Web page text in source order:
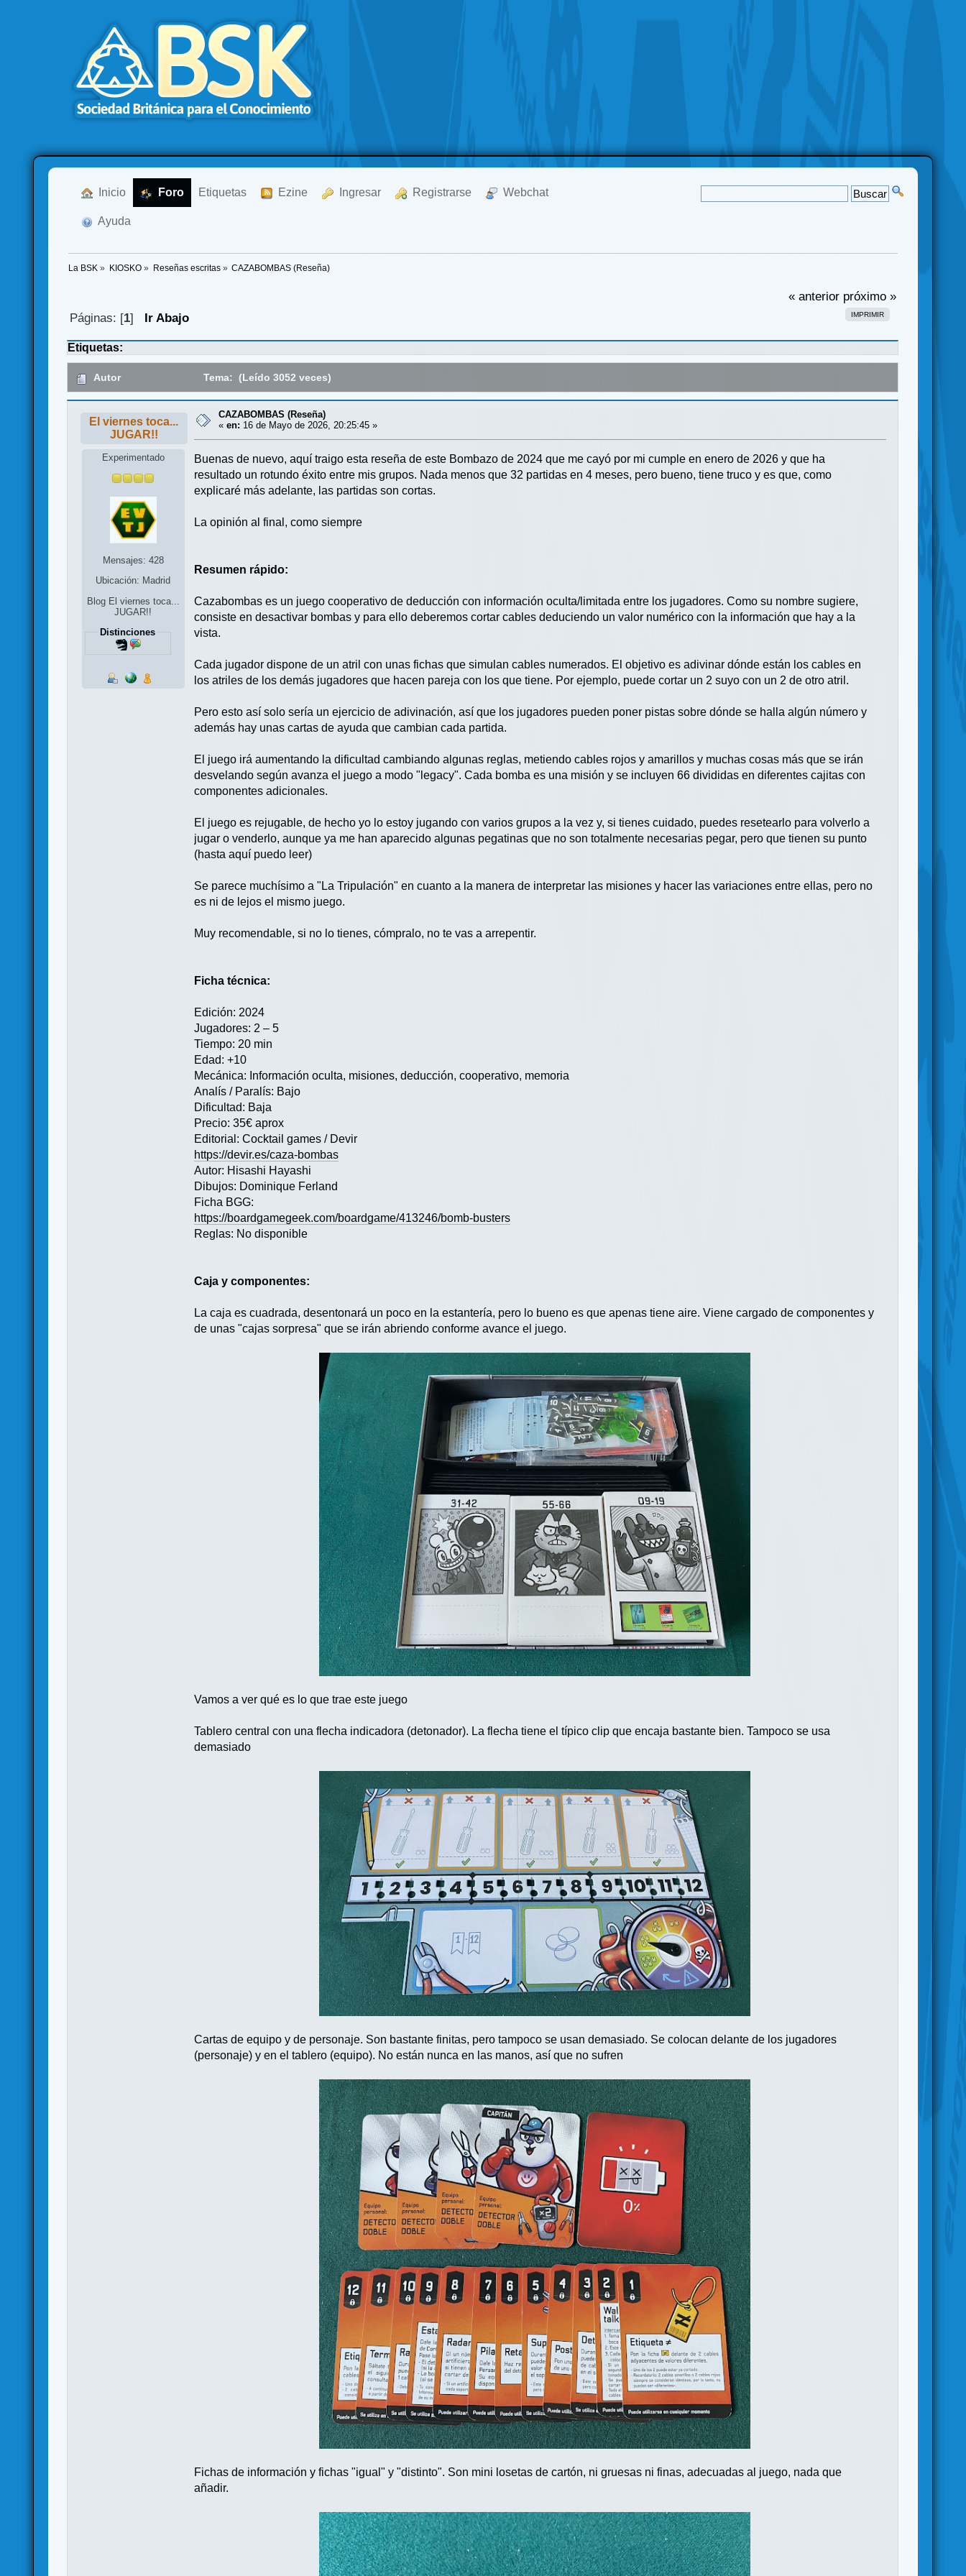
Inicio Foro Etiquetas Ezine Ingresar Registrarse Webchat
Ayuda
La BSK » KIOSKO» Reseñas escritas» CAZABOMBAS (Reseña)
« anterior próximo »
IMPRIMIR
Páginas: [1] Ir Abajo
Etiquetas:
Autor Tema: (Leído 3052 veces)
El viernes toca...
JUGAR!!
Experimentado
Mensajes: 428
Ubicación: Madrid
Blog El viernes toca...
JUGAR!!
Distinciones
CAZABOMBAS (Reseña)
«en: 16 de Mayo de 2026, 20:25:45 »
Buenas de nuevo, aquí traigo esta reseña de este Bombazo de 2024 que me cayó por mi cumple en enero de 2026 y que ha
resultado un rotundo éxito entre mis grupos. Nada menos que 32 partidas en 4 meses, pero bueno, tiene truco y es que, como
explicaré más adelante, las partidas son cortas.
La opinión al final, como siempre
Resumen rápido:
Cazabombas es un juego cooperativo de deducción con información oculta/limitada entre los jugadores. Como su nombre sugiere,
consiste en desactivar bombas y para ello deberemos cortar cables deduciendo un valor numérico con la información que hay a la
vista.
Cada jugador dispone de un atril con unas fichas que simulan cables numerados. El objetivo es adivinar dónde están los cables en
los atriles de los demás jugadores que hacen pareja con los que tiene. Por ejemplo, puede cortar un 2 suyo con un 2 de otro atril.
Pero esto así solo sería un ejercicio de adivinación, así que los jugadores pueden poner pistas sobre dónde se halla algún número y
además hay unas cartas de ayuda que cambian cada partida.
El juego irá aumentando la dificultad cambiando algunas reglas, metiendo cables rojos y amarillos y muchas cosas más que se irán
desvelando según avanza el juego a modo "legacy". Cada bomba es una misión y se incluyen 66 divididas en diferentes cajitas con
componentes adicionales.
El juego es rejugable, de hecho yo lo estoy jugando con varios grupos a la vez y, si tienes cuidado, puedes resetearlo para volverlo a
jugar o venderlo, aunque ya me han aparecido algunas pegatinas que no son totalmente necesarias pegar, pero que tienen su punto
(hasta aquí puedo leer)
Se parece muchísimo a "La Tripulación" en cuanto a la manera de interpretar las misiones y hacer las variaciones entre ellas, pero no
es ni de lejos el mismo juego.
Muy recomendable, si no lo tienes, cómpralo, no te vas a arrepentir.
Ficha técnica:
Edición: 2024
Jugadores: 2 – 5
Tiempo: 20 min
Edad: +10
Mecánica: Información oculta, misiones, deducción, cooperativo, memoria
Analís / Paralís: Bajo
Dificultad: Baja
Precio: 35€ aprox
Editorial: Cocktail games / Devir
https://devir.es/caza-bombas
Autor: Hisashi Hayashi
Dibujos: Dominique Ferland
Ficha BGG:
https://boardgamegeek.com/boardgame/413246/bomb-busters
Reglas: No disponible
Caja y componentes:
La caja es cuadrada, desentonará un poco en la estantería, pero lo bueno es que apenas tiene aire. Viene cargado de componentes y
de unas "cajas sorpresa" que se irán abriendo conforme avance el juego.
Vamos a ver qué es lo que trae este juego
Tablero central con una flecha indicadora (detonador). La flecha tiene el típico clip que encaja bastante bien. Tampoco se usa
demasiado
Cartas de equipo y de personaje. Son bastante finitas, pero tampoco se usan demasiado. Se colocan delante de los jugadores
(personaje) y en el tablero (equipo). No están nunca en las manos, así que no sufren
Fichas de información y fichas "igual" y "distinto". Son mini losetas de cartón, ni gruesas ni finas, adecuadas al juego, nada que
añadir.